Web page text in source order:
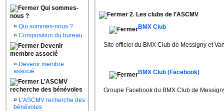
Qui sommes-
nous ?
¤ Qui sommes-nous ?
¤ Composition du bureau
Devenir
membre associé
¤ Devenir membre
associé
L'ASCMV
recherche des bénévoles
¤ L'ASCMV recherche des
bénévoles
2. Les clubs de l'ASCMV
BMX Club
Site officiel du BMX Club de Messigny et
BMX Club (Facebook)
Groupe Facebook du BMX Club de